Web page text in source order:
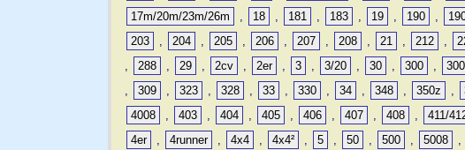
17m/20m/23m/26m
, 18 , 181 , 183 , 19 , 190 ,
203
, 204 , 205 , 206 , 207 , 208 , 21 , 212 ,
,
288 , 29 , 2cv , 2er , 3 , 3/20 , 30 , 300 ,
,
309 , 323 , 328 , 33 , 330 , 34 , 348 , 350z ,
4008
, 403 , 404 , 405 , 406 , 407 , 408 , 411/
4er
, 4runner , 4x4 , 4x4² , 5 , 50 , 500 , 5008 ,